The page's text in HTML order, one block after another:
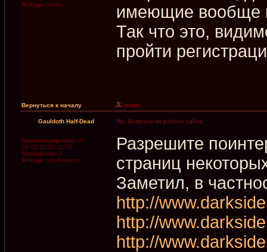
Откуда: Киев
имеющие вообще
Так что это,
пройти
Вернуться к началу
Gauldoth Half-Dead Re: Вопросы по работе сайта
Зарегистрирован: Чт
09.12.2010, 11:59
Сообщения: 2
Откуда: Красноярск
Разрешите
страниц
Заметил, в
http://
http://
http://